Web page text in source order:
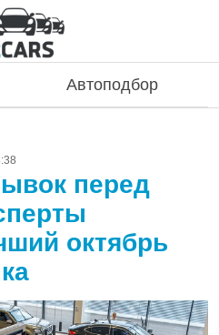
Автоподбор
перед
октябрь